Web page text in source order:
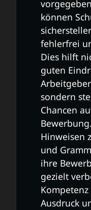
können
fehlerfrei
Dies hilft
guten
sondern
Chancen
Hinweisen
und
ihre
gezielt
Ausdruck